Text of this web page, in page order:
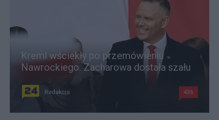
Kreml wściekły po przemówieniu
Nawrockiego. Zacharowa dostała szału
Redakcja 436